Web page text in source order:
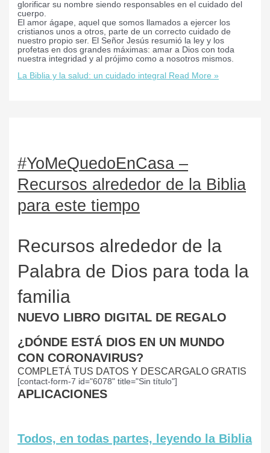
glorificar su nombre siendo responsables en el cuidado del
cuerpo.
El amor ágape, aquel que somos llamados a ejercer los
cristianos unos a otros, parte de un correcto cuidado de
nuestro propio ser. El Señor Jesús resumió la ley y los
profetas en dos grandes máximas: amar a Dios con toda
nuestra integridad y al prójimo como a nosotros mismos.
La Biblia y la salud: un cuidado integral Read More »
#YoMeQuedoEnCasa –
Recursos alrededor de la Biblia
para este tiempo
Recursos alrededor de la
Palabra de Dios para toda la
familia
NUEVO LIBRO DIGITAL DE REGALO
¿DÓNDE ESTÁ DIOS EN UN MUNDO
CON CORONAVIRUS?​​
COMPLETÁ TUS DATOS Y DESCARGALO GRATIS
[contact-form-7 id="6078" title="Sin título"]
APLICACIONES
Todos, en todas partes, leyendo la Biblia